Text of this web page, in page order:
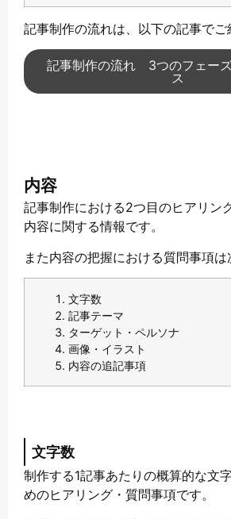
記事制作の流れは、以下の記事でご
記事制作の流れ 3つのフェー
ス
内容
記事制作における2つ目のヒアリン
内容に関する情報です。
また内容の把握における質問事項は
文字数
記事テーマ
ターゲット・ペルソナ
画像・イラスト
内容の追記事項
文字数
制作する1記事あたりの概算的な文
めのヒアリング・質問事項です。